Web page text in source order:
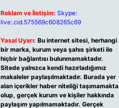
Reklam ve İletişim: Skype:
live:.cid.575569c608265c69
Yasal Uyarı: Bu internet sitesi, herhangi
bir marka, kurum veya şahıs şirketi ile
hiçbir bağlantısı bulunmamaktadır.
Sitede yalnızca kendi hazırladığımız
makaleler paylaşılmaktadır. Burada yer
alan içerikler haber niteliği taşımamakta
olup, gerçek kurum ve kişiler hakkında
paylaşım yapılmamaktadır. Gerçek